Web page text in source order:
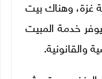
غزة، وهناك بيت
يوفر خدمة المبيت
والقانونية.